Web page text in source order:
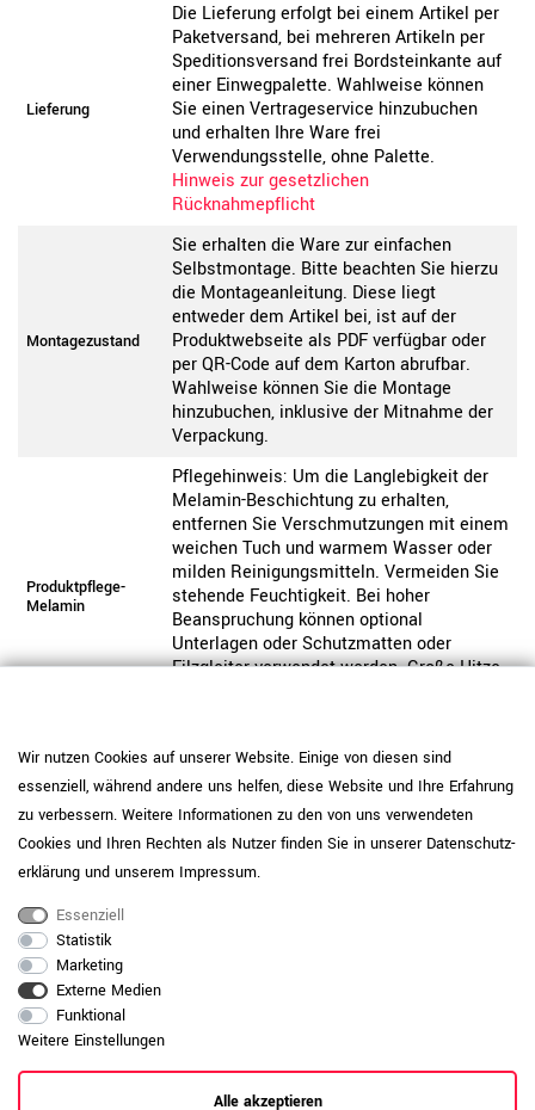
Lieferung
Die Lieferung erfolgt bei einem Artikel per
Paketversand, bei mehreren Artikeln per
Speditionsversand frei Bordsteinkante auf
einer Einwegpalette. Wahlweise können
Sie einen Vertrageservice hinzubuchen
und erhalten Ihre Ware frei
Verwendungsstelle, ohne Palette.
Hinweis zur gesetzlichen
Rücknahmepflicht
Montagezustand
Sie erhalten die Ware zur einfachen
Selbstmontage. Bitte beachten Sie hierzu
die Montageanleitung. Diese liegt
entweder dem Artikel bei, ist auf der
Produktwebseite als PDF verfügbar oder
per QR-Code auf dem Karton abrufbar.
Wahlweise können Sie die Montage
hinzubuchen, inklusive der Mitnahme der
Verpackung.
Produktpflege-
Melamin
Pflegehinweis: Um die Langlebigkeit der
Melamin-Beschichtung zu erhalten,
entfernen Sie Verschmutzungen mit einem
weichen Tuch und warmem Wasser oder
milden Reinigungsmitteln. Vermeiden Sie
stehende Feuchtigkeit. Bei hoher
Beanspruchung können optional
Unterlagen oder Schutzmatten oder
Filzgleiter verwendet werden. Große Hitze
Produktsicherheit
Daten zur allgemeinen Produktsicherheit
anzeigen
Wir nutzen Cookies auf unserer Website. Einige von diesen sind
essenziell, während andere uns helfen, diese Website und Ihre Erfahrung
zu verbessern. Weitere Informationen zu den von uns verwendeten
Cookies und Ihren Rechten als Nutzer finden Sie in unserer Daten­schutz­
erklärung und unserem Impressum.
Essenziell
Statistik
Marketing
Externe Medien
Funktional
Weitere Einstellungen
Alle akzeptieren